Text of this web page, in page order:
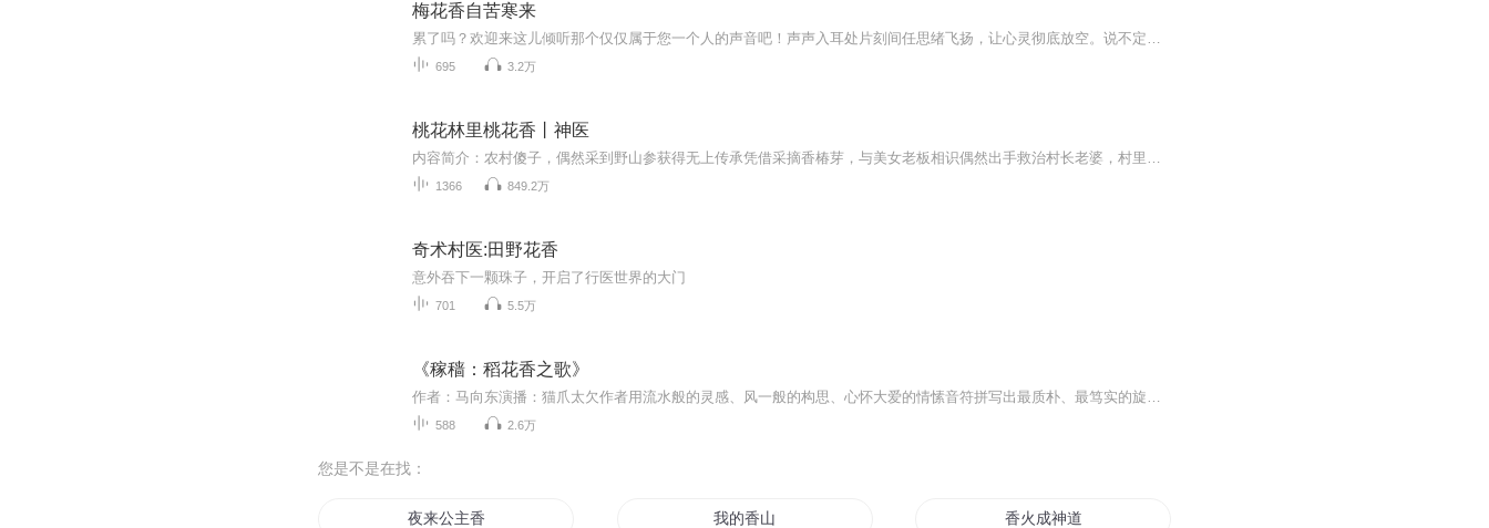
梅花香自苦寒来
累了吗？欢迎来这儿倾听那个仅仅属于您一个人的声音吧！声声入耳处片刻间任思绪飞扬，让心灵彻底放空。说不定您会发现一个不一样的自己！
695 3.2万
桃花林里桃花香丨神医
内容简介：农村傻子，偶然采到野山参获得无上传承凭借采摘香椿芽，与美女老板相识偶然出手救治村长老婆，村里女人全部找上门来凭借医术圣手救人驱邪带领村民致富发家且看杨小朋众多美女环绕，走向人生巅峰！配音团队： 慕叔来了 陈点点 千山雨月 景天掌...
1366 849.2万
奇术村医:田野花香
意外吞下一颗珠子，开启了行医世界的大门
701 5.5万
《稼穑：稻花香之歌》
作者：马向东演播：猫爪太欠作者用流水般的灵感、风一般的构思、心怀大爱的情愫音符拼写出最质朴、最笃实的旋律。“心中有爱生灵感……爱之所至即为诗”。心怀大爱，寸水丸石都是景；感情投入，沙石草木成妙曲。
588 2.6万
您是不是在找：
夜来公主香 我的香山 香火成神道